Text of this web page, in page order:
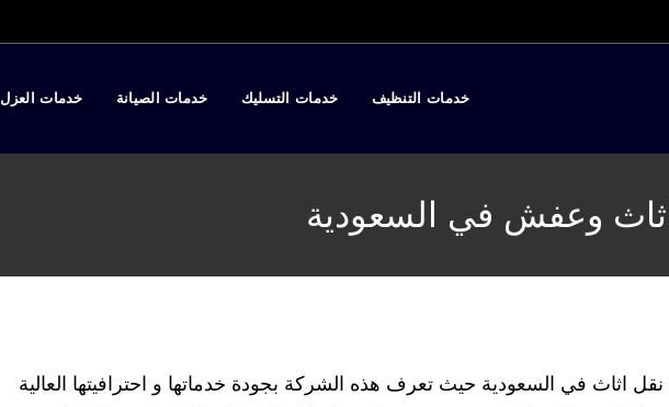
خدمات التنظيف خدمات التسليك خدمات الصيانة خدمات العزل
وعفش في السعودية
اثاث في السعودية حيث تعرف هذه الشركة بجودة خدماتها و احترافيتها العالية